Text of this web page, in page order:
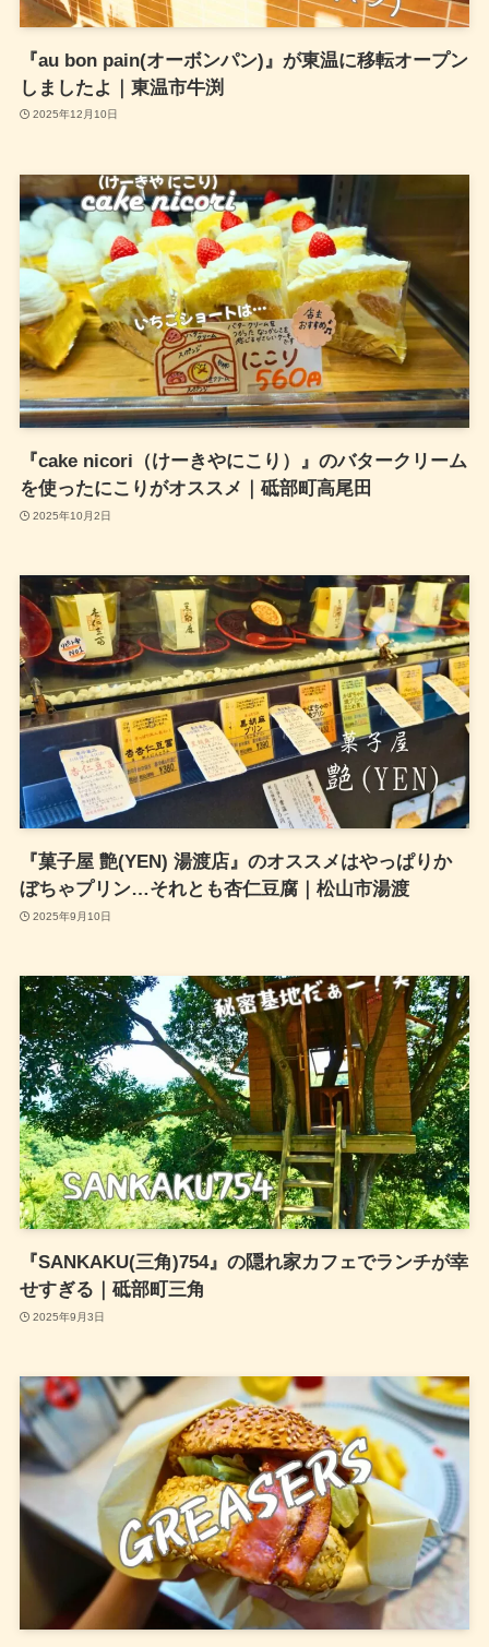
『au bon pain(オーボンパン)』が東温に移転オープン
しましたよ｜東温市牛渕
2025年12月10日
『cake nicori（けーきやにこり）』のバタークリーム
を使ったにこりがオススメ｜砥部町高尾田
2025年10月2日
『菓子屋 艶(YEN) 湯渡店』のオススメはやっぱりか
ぼちゃプリン…それとも杏仁豆腐｜松山市湯渡
2025年9月10日
『SANKAKU(三角)754』の隠れ家カフェでランチが幸
せすぎる｜砥部町三角
2025年9月3日